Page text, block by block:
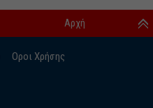
Οροι Χρήσης
Αρχή